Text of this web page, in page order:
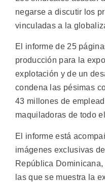
negarse a discutir los
vinculadas a la
El informe de 25
producción para la
explotación y de un
condena las pésimas
43 millones de
maquiladoras de todo
El informe está
imágenes exclusivas
República
las que se muestra la